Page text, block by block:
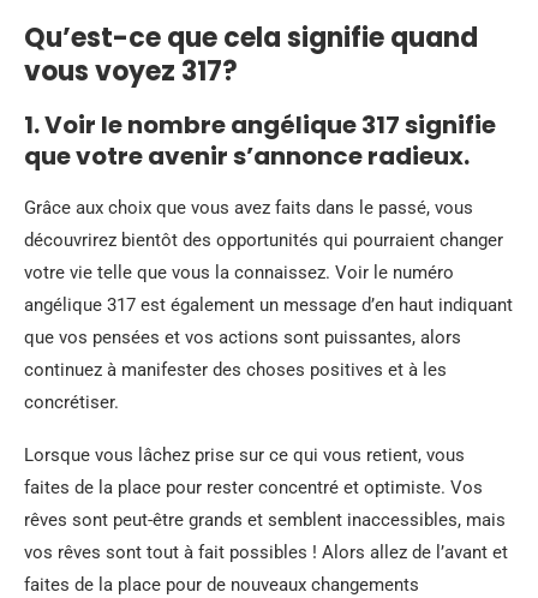
Qu’est-ce que cela signifie quand
vous voyez 317?
1. Voir le nombre angélique 317 signifie
que votre avenir s’annonce radieux.
Grâce aux choix que vous avez faits dans le passé, vous
découvrirez bientôt des opportunités qui pourraient changer
votre vie telle que vous la connaissez. Voir le numéro
angélique 317 est également un message d’en haut indiquant
que vos pensées et vos actions sont puissantes, alors
continuez à manifester des choses positives et à les
concrétiser.
Lorsque vous lâchez prise sur ce qui vous retient, vous
faites de la place pour rester concentré et optimiste. Vos
rêves sont peut-être grands et semblent inaccessibles, mais
vos rêves sont tout à fait possibles ! Alors allez de l’avant et
faites de la place pour de nouveaux changements